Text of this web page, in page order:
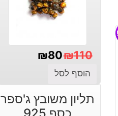
₪110
המחיר
המקורי
היה:
₪80
המחיר
הנוכחי
הוא:
הוסף לסל
תליון משובץ ג'ספר
כסף 925